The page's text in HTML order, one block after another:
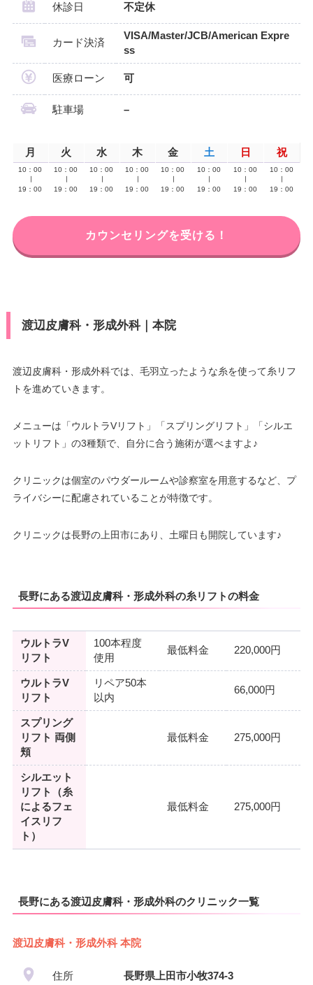
休診日 不定休
カード決済
VISA/Master/JCB/American Expre
ss
医療ローン 可
駐車場 –
月 火 水 木 金 土 日 祝
10：00
19：00
10：00
19：00
10：00
19：00
10：00
19：00
10：00
19：00
10：00
19：00
10：00
19：00
10：00
19：00
カウンセリングを受ける！
渡辺皮膚科・形成外科｜本院
渡辺皮膚科・形成外科では、毛羽立ったような糸を使って糸リフ
トを進めていきます。
メニューは「ウルトラVリフト」「スプリングリフト」「シルエ
ットリフト」の3種類で、自分に合う施術が選べますよ♪
クリニックは個室のパウダールームや診察室を用意するなど、プ
ライバシーに配慮されていることが特徴です。
クリニックは長野の上田市にあり、土曜日も開院しています♪
長野にある渡辺皮膚科・形成外科の糸リフトの料金
ウルトラV
リフト
100本程度
使用
最低料金 220,000円
ウルトラV
リフト
リペア50本
以内
66,000円
スプリング
リフト 両側
頬
最低料金 275,000円
シルエット
リフト（糸
によるフェ
イスリフ
ト）
最低料金 275,000円
長野にある渡辺皮膚科・形成外科のクリニック一覧
渡辺皮膚科・形成外科 本院
住所 長野県上田市小牧374-3